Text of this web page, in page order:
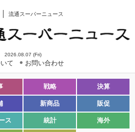
流通スーパーニュース
2026.08.07 (Fri)
て お問い合わせ
戦略 決算
新商品 販促
ス 統計 海外